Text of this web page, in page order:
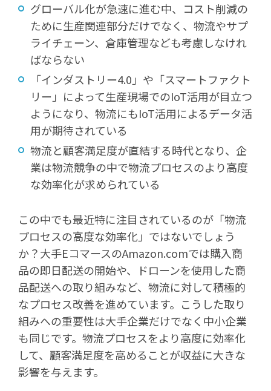
グローバル化が急速に進む中、コスト削減の
ために生産関連部分だけでなく、物流やサプ
ライチェーン、倉庫管理なども考慮しなけれ
ばならない
「インダストリー4.0」や「スマートファクト
リー」によって生産現場でのIoT活用が目立つ
ようになり、物流にもIoT活用によるデータ活
用が期待されている
物流と顧客満足度が直結する時代となり、企
業は物流競争の中で物流プロセスのより高度
な効率化が求められている
この中でも最近特に注目されているのが「物流
プロセスの高度な効率化」ではないでしょう
か？大手EコマースのAmazon.comでは購入商
品の即日配送の開始や、ドローンを使用した商
品配送への取り組みなど、物流に対して積極的
なプロセス改善を進めています。こうした取り
組みへの重要性は大手企業だけでなく中小企業
も同じです。物流プロセスをより高度に効率化
して、顧客満足度を高めることが収益に大きな
影響を与えます。